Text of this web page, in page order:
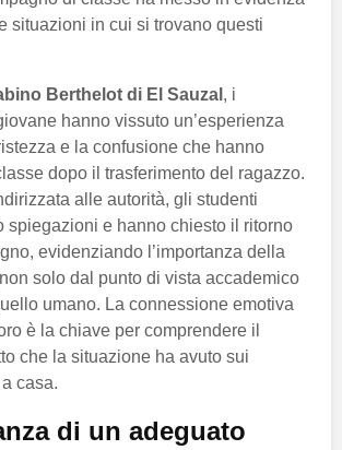
situazioni in cui si trovano questi
Berthelot di El Sauzal , i
hanno vissuto un’esperienza
e la confusione che hanno
dopo il trasferimento del ragazzo.
alle autorità, gli studenti
spiegazioni e hanno chiesto il ritorno
evidenziando l’importanza della
solo dal punto di vista accademico
umano. La connessione emotiva
è la chiave per comprendere il
che la situazione ha avuto sui
casa.
di un adeguato